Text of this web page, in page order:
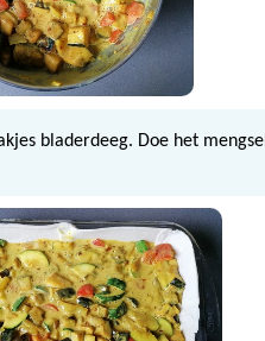
bladerdeeg. Doe het mengsel